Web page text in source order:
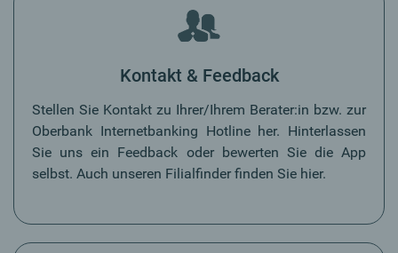
Kontakt & Feedback
Stellen Sie Kontakt zu Ihrer/Ihrem Berater:in bzw. zur
Oberbank Internetbanking Hotline her. Hinterlassen
Sie uns ein Feedback oder bewerten Sie die App
selbst. Auch unseren Filialfinder finden Sie hier.